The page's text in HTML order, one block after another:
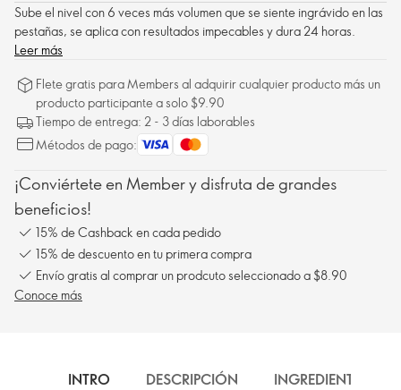
Sube el nivel con 6 veces más volumen que se siente ingrávido en las
pestañas, se aplica con resultados impecables y dura 24 horas.
Leer más
Flete gratis para Members al adquirir cualquier producto más un
producto participante a solo $9.90
Tiempo de entrega: 2 - 3 días laborables
Métodos de pago:
¡Conviértete en Member y disfruta de grandes
beneficios!
15% de Cashback en cada pedido
15% de descuento en tu primera compra
Envío gratis al comprar un prodcuto seleccionado a $8.90
Conoce más
INTRO DESCRIPCIÓN INGREDIENTES